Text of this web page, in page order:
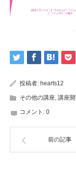
投稿者: hearts12
その他の講座, 講座
コメント: 0
前の記事